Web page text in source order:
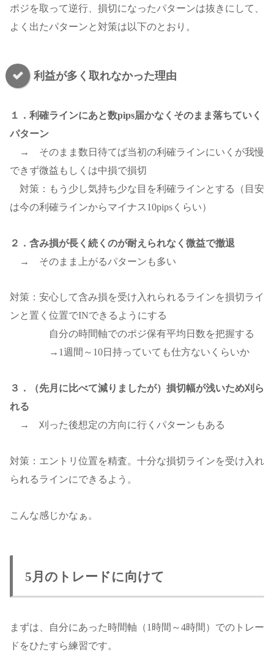
ポジを取って逆行、損切になったパターンは抜きにして、
よく出たパターンと対策は以下のとおり。
利益が多く取れなかった理由
１．利確ラインにあと数pips届かなくそのまま落ちていく
パターン
→ そのまま数日待てば当初の利確ラインにいくが我慢
できず微益もしくは中損で損切
対策：もう少し気持ち少な目を利確ラインとする（目安
は今の利確ラインからマイナス10pipsくらい）
２．含み損が長く続くのが耐えられなく微益で撤退
→ そのまま上がるパターンも多い
対策：安心して含み損を受け入れられるラインを損切ライ
ンと置く位置でINできるようにする
自分の時間軸でのポジ保有平均日数を把握する
→1週間～10日持っていても仕方ないくらいか
３．（先月に比べて減りましたが）損切幅が浅いため刈ら
れる
→ 刈った後想定の方向に行くパターンもある
対策：エントリ位置を精査。十分な損切ラインを受け入れ
られるラインにできるよう。
こんな感じかなぁ。
5月のトレードに向けて
まずは、自分にあった時間軸（1時間～4時間）でのトレー
ドをひたすら練習です。